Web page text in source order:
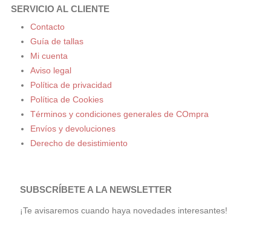
SERVICIO AL CLIENTE
Contacto
Guía de tallas
Mi cuenta
Aviso legal
Política de privacidad
Política de Cookies
Términos y condiciones generales de COmpra
Envíos y devoluciones
Derecho de desistimiento
SUBSCRÍBETE A LA NEWSLETTER
¡Te avisaremos cuando haya novedades interesantes!